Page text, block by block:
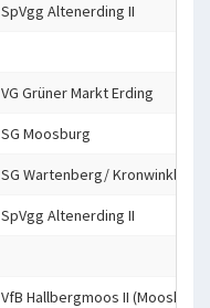
SpVgg Altenerding II
VG Grüner Markt Erding
SG Moosburg
SG Wartenberg/ Kronwinkl
SpVgg Altenerding II
VfB Hallbergmoos II (Mooskitos)